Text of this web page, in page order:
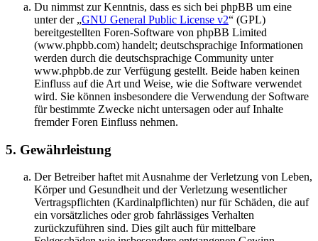
Du nimmst zur Kenntnis, dass es sich bei phpBB um eine
unter der „GNU General Public License v2“ (GPL)
bereitgestellten Foren-Software von phpBB Limited
(www.phpbb.com) handelt; deutschsprachige Informationen
werden durch die deutschsprachige Community unter
www.phpbb.de zur Verfügung gestellt. Beide haben keinen
Einfluss auf die Art und Weise, wie die Software verwendet
wird. Sie können insbesondere die Verwendung der Software
für bestimmte Zwecke nicht untersagen oder auf Inhalte
fremder Foren Einfluss nehmen.
5. Gewährleistung
Der Betreiber haftet mit Ausnahme der Verletzung von Leben,
Körper und Gesundheit und der Verletzung wesentlicher
Vertragspflichten (Kardinalpflichten) nur für Schäden, die auf
ein vorsätzliches oder grob fahrlässiges Verhalten
zurückzuführen sind. Dies gilt auch für mittelbare